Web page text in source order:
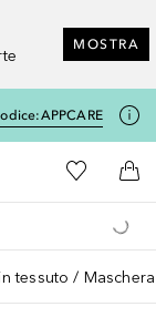
MOSTRA
APPCARE
HomeAlla Mia
Al
tessuto